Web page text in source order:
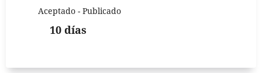
Aceptado - Publicado
10 días